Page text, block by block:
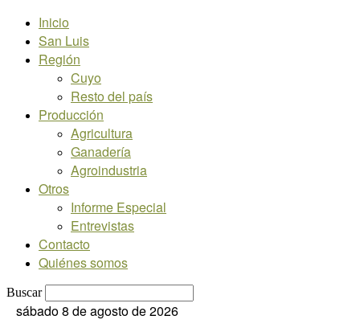
Inicio
San Luis
Región
Cuyo
Resto del país
Producción
Agricultura
Ganadería
Agroindustria
Otros
Informe Especial
Entrevistas
Contacto
Quiénes somos
Buscar
sábado 8 de agosto de 2026